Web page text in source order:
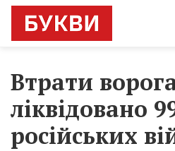
Втрати
ліквідовано
російських